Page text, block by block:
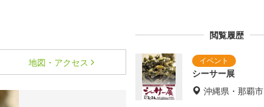
地図・アクセス
閲覧履歴
シーサー展
沖縄県・那覇市